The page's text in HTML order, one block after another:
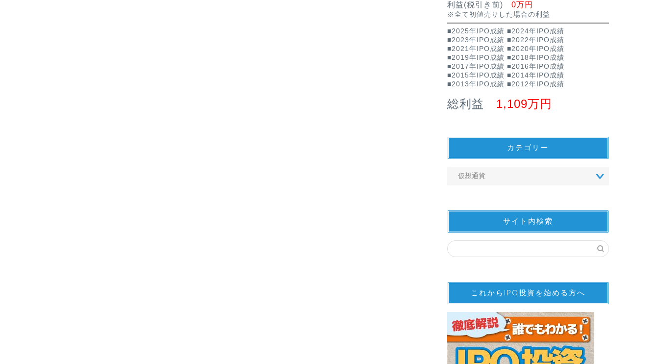
利益(税引き前) 0万円
※全て初値売りした場合の利益
■2025年IPO成績 ■2024年IPO成績
■2023年IPO成績 ■2022年IPO成績
■2021年IPO成績 ■2020年IPO成績
■2019年IPO成績 ■2018年IPO成績
■2017年IPO成績 ■2016年IPO成績
■2015年IPO成績 ■2014年IPO成績
■2013年IPO成績 ■2012年IPO成績
総利益 1,109万円
カテゴリー
サイト内検索
これからIPO投資を始める方へ